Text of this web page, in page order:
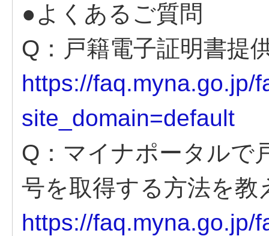
●よくあるご質問
Q：戸籍電子証明書提
https://faq.myna.go.jp/
site_domain=default
Q：マイナポータルで
号を取得する方法を教
https://faq.myna.go.jp/